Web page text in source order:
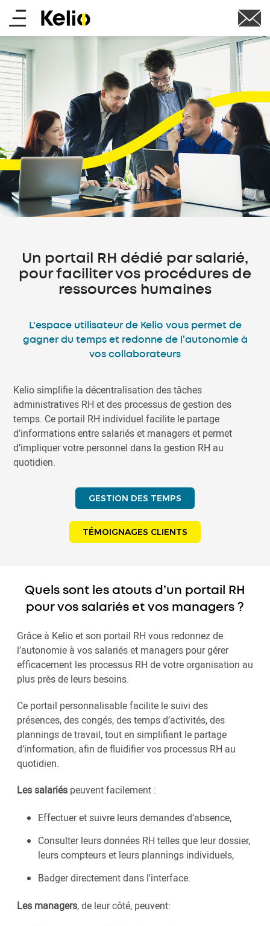
Aller
au
contenu
principal
Main
menu
Un portail RH dédié par salarié,
pour faciliter vos procédures de
ressources humaines
L'espace utilisateur de Kelio vous permet de
gagner du temps et redonne de l’autonomie à
vos collaborateurs
Kelio simplifie la décentralisation des tâches
administratives RH et des processus de gestion des
temps. Ce portail RH individuel facilite le partage
d’informations entre salariés et managers et permet
d’impliquer votre personnel dans la gestion RH au
quotidien.
GESTION DES TEMPS
TÉMOIGNAGES CLIENTS
Quels sont les atouts d’un portail RH
pour vos salariés et vos managers ?
Grâce à Kelio et son portail RH vous redonnez de
l’autonomie à vos salariés et managers pour gérer
efficacement les processus RH de votre organisation au
plus près de leurs besoins.
Ce portail personnalisable facilite le suivi des
présences, des congés, des temps d’activités, des
plannings de travail, tout en simplifiant le partage
d’information, afin de fluidifier vos processus RH au
quotidien.
Les salariés peuvent facilement :
Effectuer et suivre leurs demandes d’absence,
Consulter leurs données RH telles que leur dossier,
leurs compteurs et leurs plannings individuels,
Badger directement dans l'interface.
Les managers, de leur côté, peuvent: